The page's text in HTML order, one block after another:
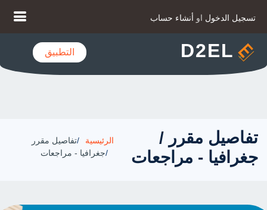
تسجيل الدخول او أنشاء حساب
D2EL التطبيق
تفاصيل مقرر /
جغرافيا - مراجعات
الرئيسية
تفاصيل مقرر
جغرافيا - مراجعات